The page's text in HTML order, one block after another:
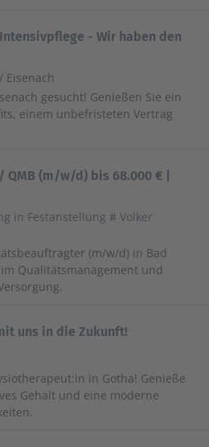
- Wir haben den
/ Eisenach
gesucht! Genießen Sie ein
einem unbefristeten Vertrag
(m/w/d) bis 68.000 € |
in Festanstellung # Volker
(m/w/d) in Bad
Qualitätsmanagement und
uns in die Zukunft!
in Gotha! Genieße
Gehalt und eine moderne